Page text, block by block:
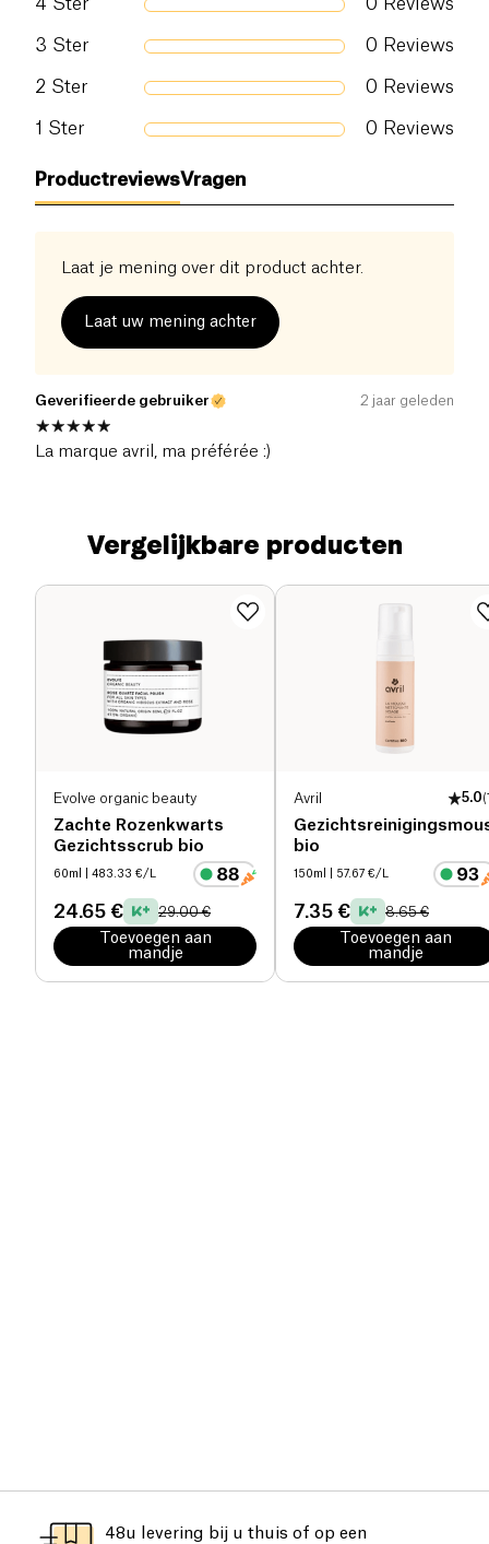
4 Ster 0 Reviews
3 Ster 0 Reviews
2 Ster 0 Reviews
1 Ster 0 Reviews
ProductreviewsVragen
Laat je mening over dit product achter.
Laat uw mening achter
Geverifieerde gebruiker 2 jaar geleden
La marque avril, ma préférée :)
Vergelijkbare producten
Evolve organic beauty
Zachte Rozenkwarts
Gezichtsscrub bio
60ml | 483.33 €/L
24.65 € 29.00 €
Toevoegen aan
mandje
Avril 5.0(
bio
150ml | 57.67 €/L
7.35 € 8.65 €
Toevoegen aan
mandje
48u levering bij u thuis of op een